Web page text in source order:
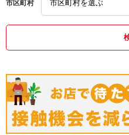
市区町村